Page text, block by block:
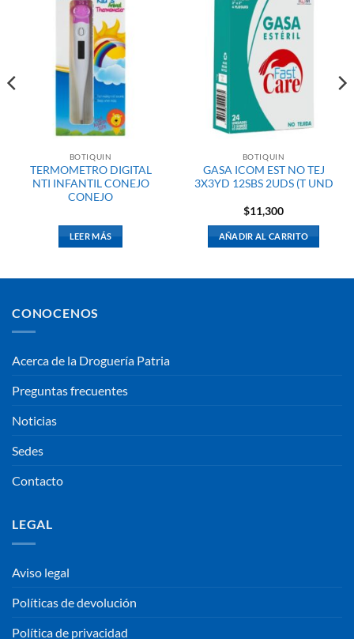
BOTIQUIN
TERMOMETRO DIGITAL
NTI INFANTIL CONEJO
CONEJO
LEER MÁS
BOTIQUIN
GASA ICOM EST NO TEJ
3X3YD 12SBS 2UDS (T UND
$11,300
AÑADIR AL CARRITO
CONOCENOS
Acerca de la Droguería Patria
Preguntas frecuentes
Noticias
Sedes
Contacto
LEGAL
Aviso legal
Políticas de devolución
Política de privacidad